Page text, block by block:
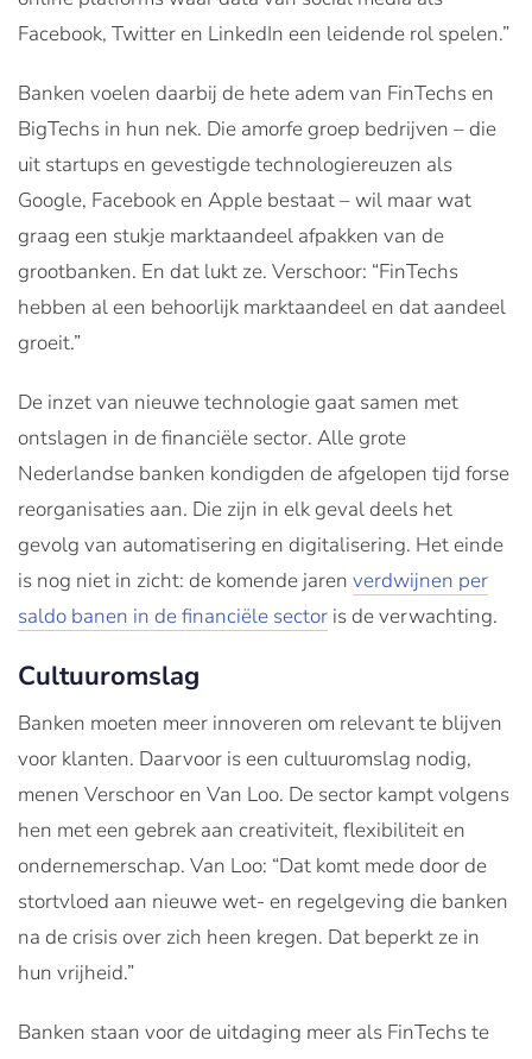
Facebook, Twitter en LinkedIn een leidende rol spelen.”
Banken voelen daarbij de hete adem van FinTechs en
BigTechs in hun nek. Die amorfe groep bedrijven – die
uit startups en gevestigde technologiereuzen als
Google, Facebook en Apple bestaat – wil maar wat
graag een stukje marktaandeel afpakken van de
grootbanken. En dat lukt ze. Verschoor: “FinTechs
hebben al een behoorlijk marktaandeel en dat aandeel
groeit.”
De inzet van nieuwe technologie gaat samen met
ontslagen in de financiële sector. Alle grote
Nederlandse banken kondigden de afgelopen tijd forse
reorganisaties aan. Die zijn in elk geval deels het
gevolg van automatisering en digitalisering. Het einde
is nog niet in zicht: de komende jaren verdwijnen per
saldo banen in de financiële sector is de verwachting.
Cultuuromslag
Banken moeten meer innoveren om relevant te blijven
voor klanten. Daarvoor is een cultuuromslag nodig,
menen Verschoor en Van Loo. De sector kampt volgens
hen met een gebrek aan creativiteit, flexibiliteit en
ondernemerschap. Van Loo: “Dat komt mede door de
stortvloed aan nieuwe wet-­ en regelgeving die banken
na de crisis over zich heen kregen. Dat beperkt ze in
hun vrijheid.”
Banken staan voor de uitdaging meer als FinTechs te